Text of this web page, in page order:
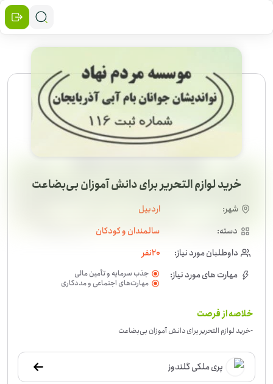
خرید لوازم التحریر برای دانش آموزان بی‌بضاعت
شهر:
اردبیل
دسته:
سالمندان و کودکان
داوطلبان مورد نیاز:
20نفر
مهارت های مورد نیاز:
جذب سرمایه و تأمین مالی
مهارت‌های اجتماعی و مددکاری
خلاصه از فرصت
-خرید لوازم التحریر برای دانش آموزان بی‌بضاعت
پری ملکی گلندوز